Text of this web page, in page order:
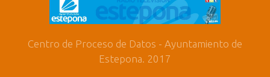
Centro de Proceso de Datos - Ayuntamiento de
Estepona. 2017